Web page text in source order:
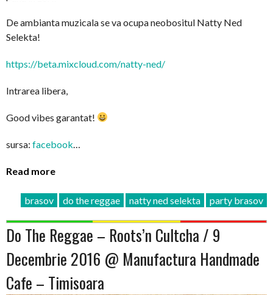
De ambianta muzicala se va ocupa neobositul Natty Ned
Selekta!
https://beta.mixcloud.com/natty-ned/
Intrarea libera,
Good vibes garantat!
sursa: facebook…
Read more
brasov do the reggae natty ned selekta party brasov
Do The Reggae – Roots’n Cultcha / 9
Decembrie 2016 @ Manufactura Handmade
Cafe – Timisoara